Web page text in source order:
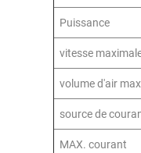
Puissance
vitesse
volume d'air max
source de
MAX. courant